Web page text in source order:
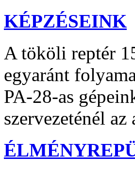
KÉPZÉSEINK
A tököli reptér
egyaránt
PA-28-as
szervezeténél